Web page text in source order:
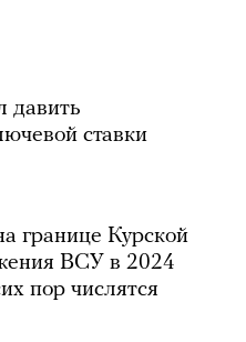
давить
ставки
границе Курской
ВСУ в 2024
пор числятся